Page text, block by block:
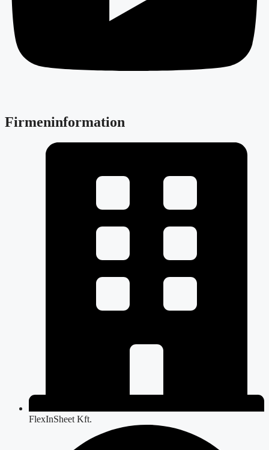
Firmeninformation
FlexInSheet Kft.